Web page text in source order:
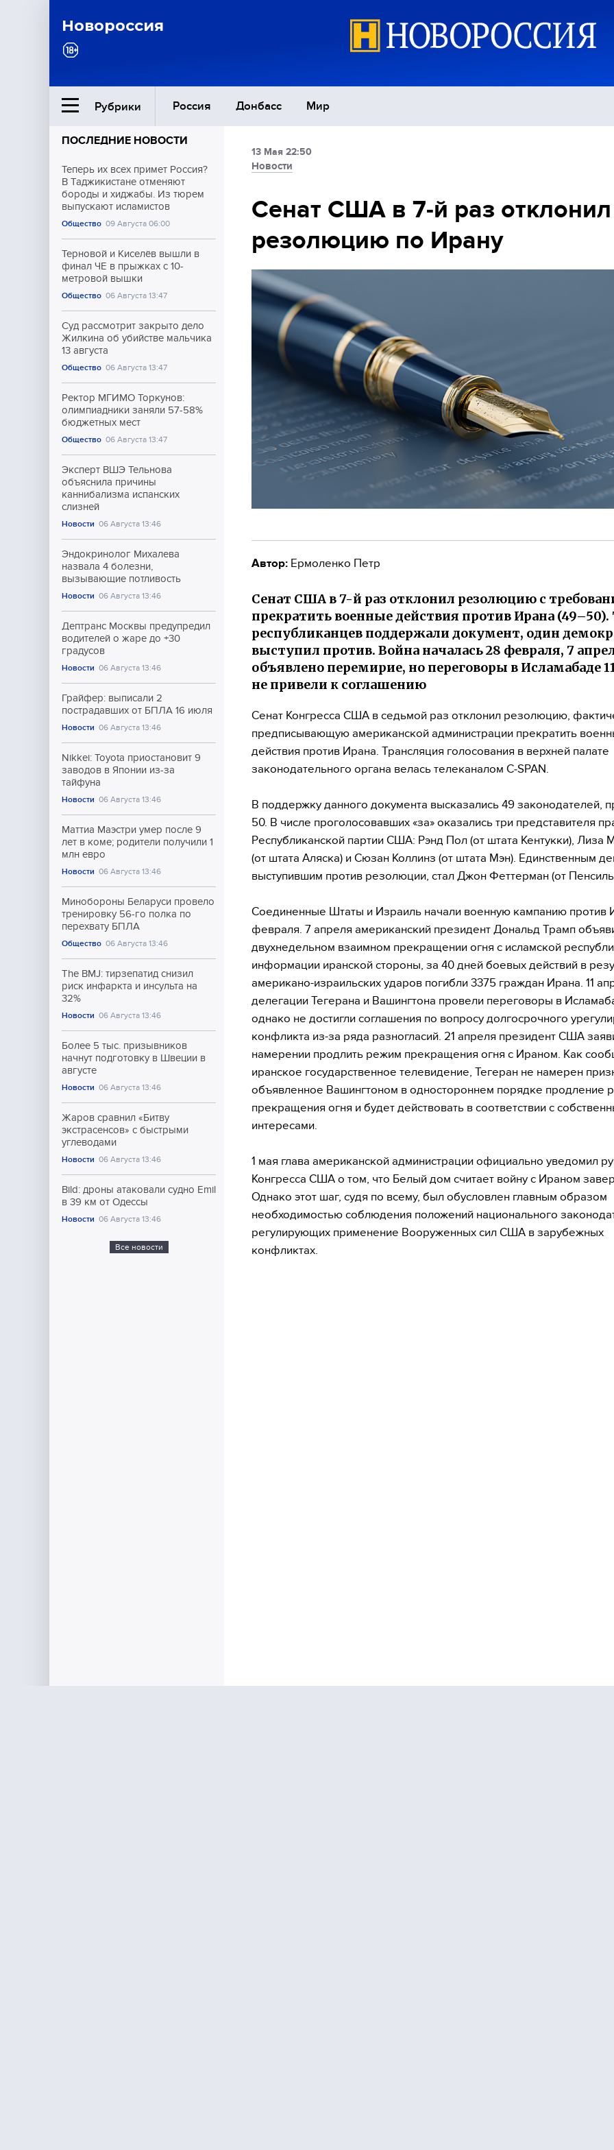
Новороссия
Рубрики Россия Донбасс Мир
Ближний Восток
Общество
Экономика
Культура
Спорт
ПОСЛЕДНИЕ НОВОСТИ
Теперь их всех примет Россия?
В Таджикистане отменяют
бороды и хиджабы. Из тюрем
выпускают исламистов
Общество 09 Августа 06:00
Терновой и Киселёв вышли в
финал ЧЕ в прыжках с 10-
метровой вышки
Общество 06 Августа 13:47
Суд рассмотрит закрыто дело
Жилкина об убийстве мальчика
13 августа
Общество 06 Августа 13:47
Ректор МГИМО Торкунов:
олимпиадники заняли 57-58%
бюджетных мест
Общество 06 Августа 13:47
Эксперт ВШЭ Тельнова
объяснила причины
каннибализма испанских
слизней
Новости 06 Августа 13:46
Эндокринолог Михалева
назвала 4 болезни,
вызывающие потливость
Новости 06 Августа 13:46
Дептранс Москвы предупредил
водителей о жаре до +30
градусов
Новости 06 Августа 13:46
Грайфер: выписали 2
пострадавших от БПЛА 16 июля
Новости 06 Августа 13:46
Nikkei: Toyota приостановит 9
заводов в Японии из-за
тайфуна
Новости 06 Августа 13:46
Маттиа Маэстри умер после 9
лет в коме; родители получили 1
млн евро
Новости 06 Августа 13:46
Минобороны Беларуси провело
тренировку 56-го полка по
перехвату БПЛА
Общество 06 Августа 13:46
The BMJ: тирзепатид снизил
риск инфаркта и инсульта на
32%
Новости 06 Августа 13:46
Более 5 тыс. призывников
начнут подготовку в Швеции в
августе
Новости 06 Августа 13:46
Жаров сравнил «Битву
экстрасенсов» с быстрыми
углеводами
Новости 06 Августа 13:46
Bild: дроны атаковали судно Emil
в 39 км от Одессы
Новости 06 Августа 13:46
Все новости
13 Мая 22:50
Новости
Сенат США в 7-й раз отклонил
резолюцию по Ирану
Автор: Ермоленко Петр
Сенат США в 7-й раз отклонил резолюцию с
прекратить военные действия против Ирана (49–50).
республиканцев поддержали документ, один
выступил против. Война началась 28 февраля, 7
объявлено перемирие, но переговоры в Исламабаде
не привели к соглашению
Сенат Конгресса США в седьмой раз отклонил резолюцию,
предписывающую американской администрации прекратить
действия против Ирана. Трансляция голосования в верхней палате
законодательного органа велась телеканалом C‑SPAN.
В поддержку данного документа высказались 49 законодателей,
50. В числе проголосовавших «за» оказались три представителя
Республиканской партии США: Рэнд Пол (от штата Кентукки), Лиза
(от штата Аляска) и Сюзан Коллинз (от штата Мэн). Единственным
выступившим против резолюции, стал Джон Феттерман (от
Соединенные Штаты и Израиль начали военную кампанию против
февраля. 7 апреля американский президент Дональд Трамп
двухнедельном взаимном прекращении огня с исламской
информации иранской стороны, за 40 дней боевых действий в
американо-израильских ударов погибли 3375 граждан Ирана. 11
делегации Тегерана и Вашингтона провели переговоры в
однако не достигли соглашения по вопросу долгосрочного
конфликта из-за ряда разногласий. 21 апреля президент США
намерении продлить режим прекращения огня с Ираном. Как
иранское государственное телевидение, Тегеран не намерен
объявленное Вашингтоном в одностороннем порядке продление
прекращения огня и будет действовать в соответствии с
интересами.
1 мая глава американской администрации официально уведомил
Конгресса США о том, что Белый дом считает войну с Ираном
Однако этот шаг, судя по всему, был обусловлен главным образом
необходимостью соблюдения положений национального
регулирующих применение Вооруженных сил США в зарубежных
конфликтах.